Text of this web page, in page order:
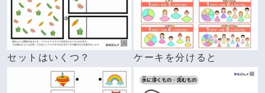
セットはいくつ？ ケーキを分けると